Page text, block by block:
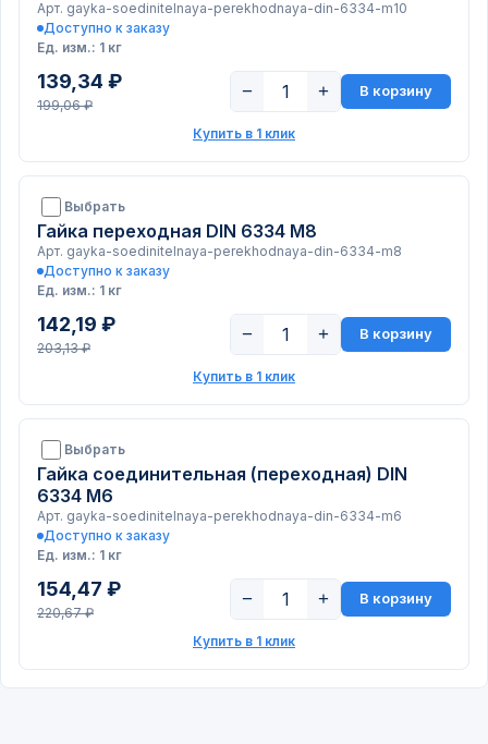
Арт. gayka-soedinitelnaya-perekhodnaya-din-6334-m10
Доступно к заказу
Ед. изм.: 1 кг
139,34 ₽
199,06 ₽
− + В корзину
Купить в 1 клик
Выбрать
Гайка переходная DIN 6334 М8
Арт. gayka-soedinitelnaya-perekhodnaya-din-6334-m8
Доступно к заказу
Ед. изм.: 1 кг
142,19 ₽
203,13 ₽
− + В корзину
Купить в 1 клик
Выбрать
Гайка соединительная (переходная) DIN
6334 М6
Арт. gayka-soedinitelnaya-perekhodnaya-din-6334-m6
Доступно к заказу
Ед. изм.: 1 кг
154,47 ₽
220,67 ₽
− + В корзину
Купить в 1 клик